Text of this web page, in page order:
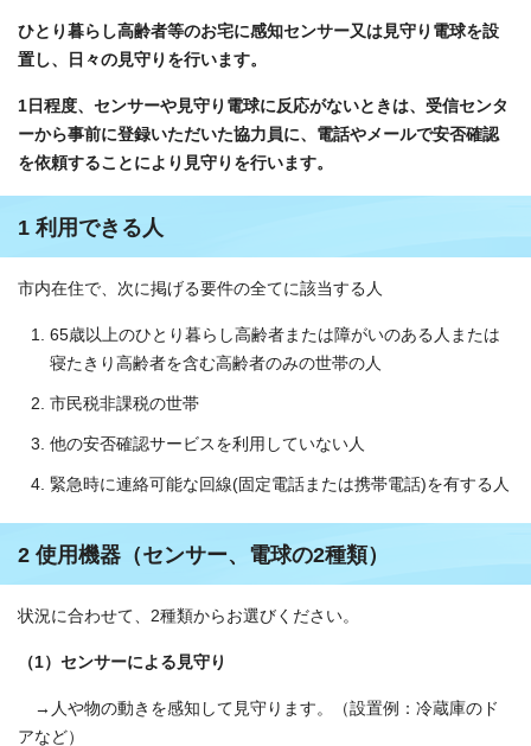
ひとり暮らし高齢者等のお宅に感知センサー又は見守り電球を設
置し、日々の見守りを行います。
1日程度、センサーや見守り電球に反応がないときは、受信センタ
ーから事前に登録いただいた協力員に、電話やメールで安否確認
を依頼することにより見守りを行います。
1 利用できる人
市内在住で、次に掲げる要件の全てに該当する人
65歳以上のひとり暮らし高齢者または障がいのある人または
寝たきり高齢者を含む高齢者のみの世帯の人
市民税非課税の世帯
他の安否確認サービスを利用していない人
緊急時に連絡可能な回線(固定電話または携帯電話)を有する人
2 使用機器（センサー、電球の2種類）
状況に合わせて、2種類からお選びください。
（1）センサーによる見守り
→人や物の動きを感知して見守ります。（設置例：冷蔵庫のド
アなど）